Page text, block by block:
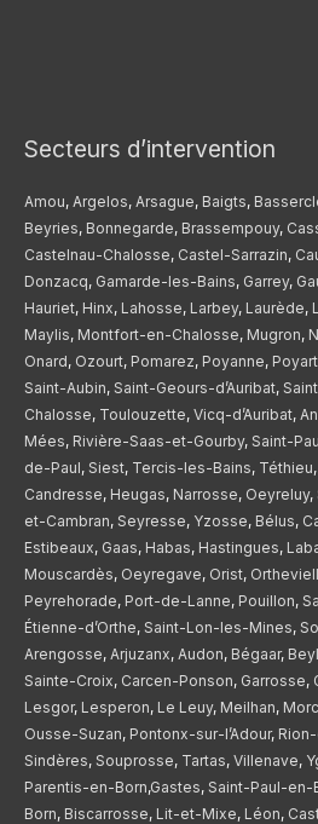
Secteurs d’intervention
Amou, Argelos, Arsague, Baigts,
Beyries, Bonnegarde, Brassempouy,
Castelnau-Chalosse, Castel-Sarrazin,
Donzacq, Gamarde-les-Bains, Garrey,
Hauriet, Hinx, Lahosse, Larbey, Laurède,
Maylis, Montfort-en-Chalosse, Mugron,
Onard, Ozourt, Pomarez, Poyanne,
Saint-Aubin, Saint-Geours-d’Auribat,
Chalosse, Toulouzette, Vicq-d’Auribat,
Mées, Rivière-Saas-et-Gourby, Saint-
de-Paul, Siest, Tercis-les-Bains, Téthieu,
Candresse, Heugas, Narrosse, Oeyreluy,
et-Cambran, Seyresse, Yzosse, Bélus,
Estibeaux, Gaas, Habas, Hastingues,
Mouscardès, Oeyregave, Orist,
Peyrehorade, Port-de-Lanne, Pouillon,
Étienne-d’Orthe, Saint-Lon-les-Mines,
Arengosse, Arjuzanx, Audon, Bégaar,
Sainte-Croix, Carcen-Ponson, Garrosse,
Lesgor, Lesperon, Le Leuy, Meilhan,
Ousse-Suzan, Pontonx-sur-l’Adour,
Sindères, Souprosse, Tartas, Villenave,
Parentis-en-Born,Gastes, Saint-Paul-en-
Born, Biscarrosse, Lit-et-Mixe, Léon,